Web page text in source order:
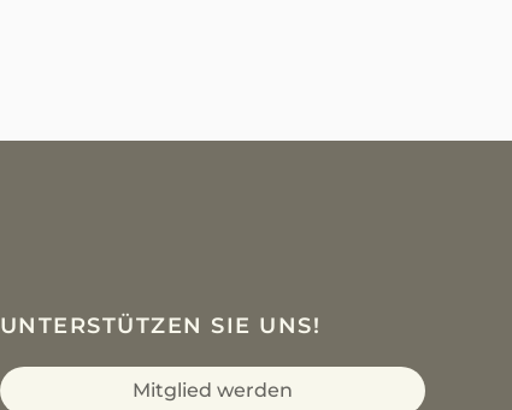
UNTERSTÜTZEN SIE UNS!
Mitglied werden